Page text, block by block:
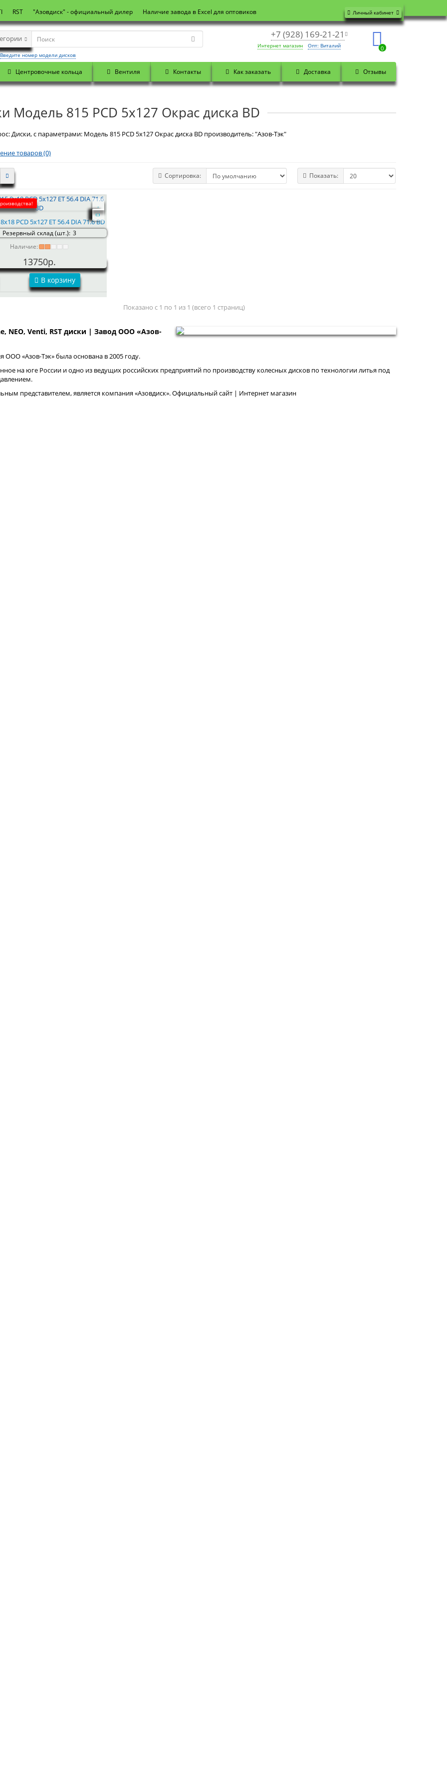
Личный кабинет
RST "Азовдиск" - официальный дилер Наличие завода в Excel для оптовиков
+7 (928) 169-21-21
Интернет магазин Опт: Виталий 0
Введите номер модели дисков
Центровочные кольца Вентиля Контакты Как заказать Доставка Отзывы
Модель 815 PCD 5x127 Окрас диска BD
Диски, с параметрами: Модель 815 PCD 5x127 Окрас диска BD производитель: "Азов-Тэк"
товаров (0)
Сортировка: Показать:
PCD 5x127 ET 56.4 DIA 71.6 BD
Резервный склад (шт.): 3
Наличие:
13750р.
В корзину
Показано с 1 по 1 из 1 (всего 1 страниц)
NEO, Venti, RST диски | Завод ООО «Азов-
ООО «Азов-Тэк» была основана в 2005 году.
на юге России и одно из ведущих российских предприятий по производству колесных дисков по технологии литья под
представителем, является компания «Азовдиск». Официальный сайт | Интернет магазин